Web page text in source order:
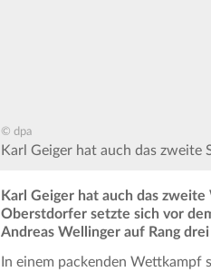
© dpa
Karl Geiger hat auch das
Karl Geiger hat auch das
Oberstdorfer setzte sich vor
Andreas Wellinger auf Rang
In einem packenden